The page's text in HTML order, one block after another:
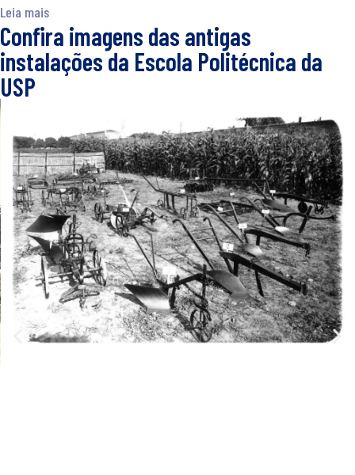
Leia mais
Confira imagens das antigas
instalações da Escola Politécnica da
USP